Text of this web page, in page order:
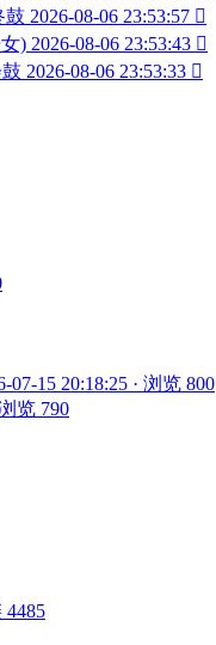
鼓 2026-08-06 23:53:57 
) 2026-08-06 23:53:43 
2026-08-06 23:53:33 
07-15 20:18:25 · 浏览 800
览 790
4485